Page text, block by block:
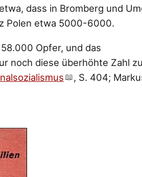
dass in Bromberg und
Polen etwa 5000-6000.
Opfer, und das
noch diese überhöhte Zahl
, S. 404;